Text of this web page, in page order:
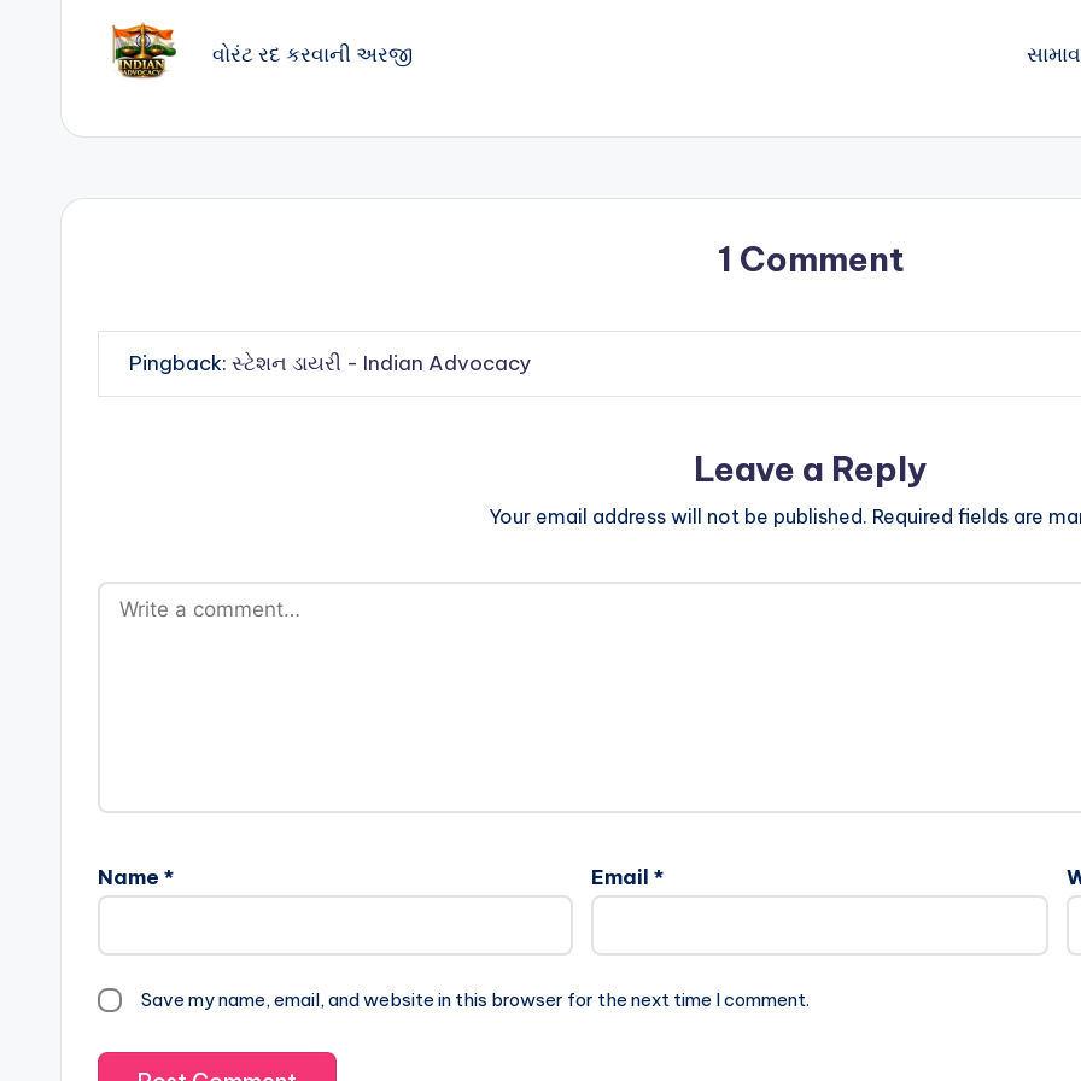
navigation
વોરંટ રદ કરવાની અરજી
1 Comment
Pingback: સ્ટેશન ડાયરી - Indian Advocacy
Leave a Reply
Your email address will not be published. Required fields are
Name * Email *
Save my name, email, and website in this browser for the next time I comment.